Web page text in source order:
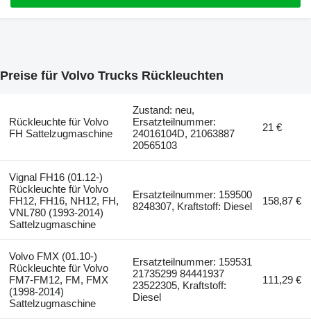
Preise für Volvo Trucks Rückleuchten
Rückleuchte für Volvo
FH Sattelzugmaschine
Zustand: neu,
Ersatzteilnummer:
24016104D, 21063887
20565103
21 €
Vignal FH16 (01.12-)
Rückleuchte für Volvo
FH12, FH16, NH12, FH,
VNL780 (1993-2014)
Sattelzugmaschine
Ersatzteilnummer: 159500
8248307, Kraftstoff: Diesel
158,87 €
Volvo FMX (01.10-)
Rückleuchte für Volvo
FM7-FM12, FM, FMX
(1998-2014)
Sattelzugmaschine
Ersatzteilnummer: 159531
21735299 84441937
23522305, Kraftstoff:
Diesel
111,29 €